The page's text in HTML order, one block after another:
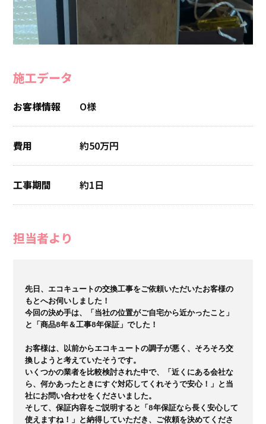
施工データ
お客様情報 O様
費用 約50万円
工事期間 約1日
担当者より
先日、エコキュートの交換工事をご依頼いただいたお客様の
もとへお伺いしました！
今回の決め手は、「当社の位置がご自宅から近かったこと」
と「商品8年＆工事8年保証」でした！
お客様は、以前からエコキュートの調子が悪く、そろそろ交
換しようと考えていたそうです。
いくつかの業者を比較検討された中で、「近くにある会社な
ら、何かあったときにすぐ対応してくれそうで安心！」と当
社にお問い合わせをくださいました。
そして、保証内容をご説明すると「8年保証なら長く安心して
使えますね！」と納得していただき、ご依頼を決めてくださ